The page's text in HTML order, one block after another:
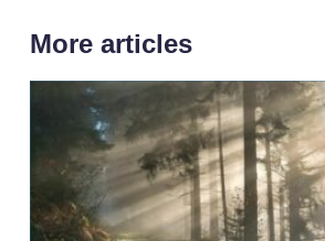
More articles